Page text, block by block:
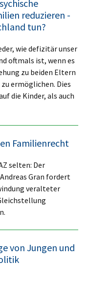
reduzieren -
tun?
wie defizitär unser
oftmals ist, wenn es
zu beiden Eltern
ermöglichen. Dies
die Kinder, als auch
Familienrecht
selten: Der
Gran fordert
veralteter
von Jungen und